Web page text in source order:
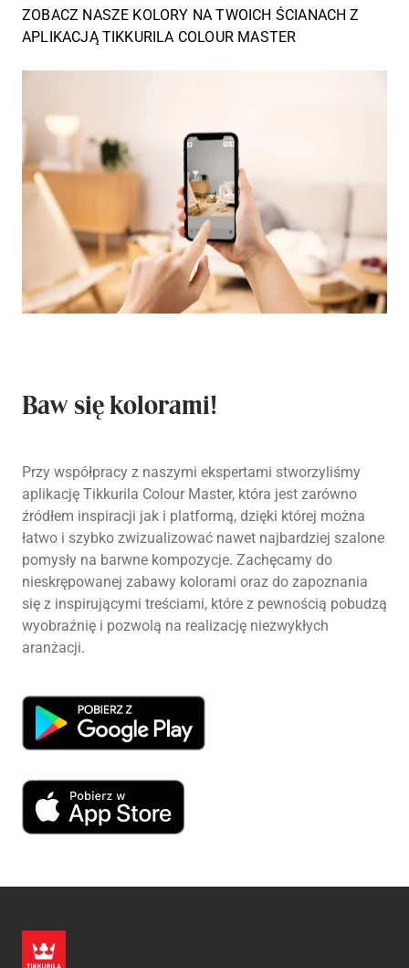
ZOBACZ NASZE KOLORY NA TWOICH ŚCIANACH Z
APLIKACJĄ TIKKURILA COLOUR MASTER
Baw się kolorami!
Przy współpracy z naszymi ekspertami stworzyliśmy
aplikację Tikkurila Colour Master, która jest zarówno
źródłem inspiracji jak i platformą, dzięki której można
łatwo i szybko zwizualizować nawet najbardziej szalone
pomysły na barwne kompozycje. Zachęcamy do
nieskrępowanej zabawy kolorami oraz do zapoznania
się z inspirującymi treściami, które z pewnością pobudzą
wyobraźnię i pozwolą na realizację niezwykłych
aranżacji.